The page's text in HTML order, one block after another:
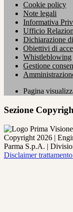
Cookie policy
Note legali
Informativa
Ufficio
Dichiarazione
Obiettivi di
Whistleblowing
Gestione
Pagina
Sezione
Copyright 2026 |
Parma S.p.A. |
Disclaimer